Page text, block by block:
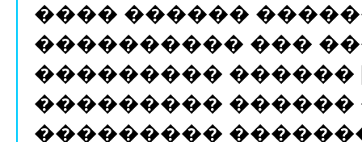
���� ������
���������� ���
��������� ������
��������� ������
��������� �������